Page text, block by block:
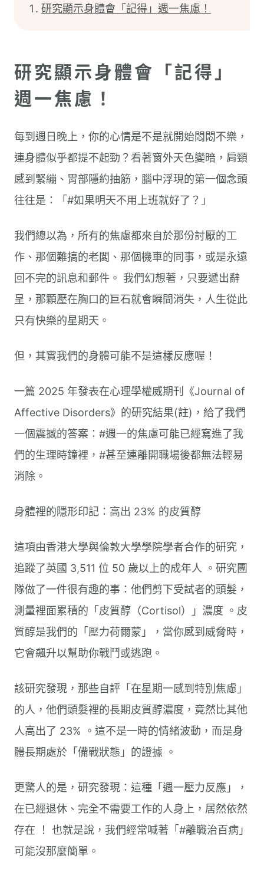
研究顯示身體會「記得」週一焦慮！
研究顯示身體會「記得」
週一焦慮！
每到週日晚上，你的心情是不是就開始悶悶不樂，
連身體似乎都提不起勁？看著窗外天色變暗，肩頸
感到緊繃、胃部隱約抽筋，腦中浮現的第一個念頭
往往是：「#如果明天不用上班就好了？」
我們總以為，所有的焦慮都來自於那份討厭的工
作、那個難搞的老闆、那個機車的同事，或是永遠
回不完的訊息和郵件。 我們幻想著，只要遞出辭
呈，那顆壓在胸口的巨石就會瞬間消失，人生從此
只有快樂的星期天。
但，其實我們的身體可能不是這樣反應喔！
一篇 2025 年發表在心理學權威期刊《Journal of
Affective Disorders》的研究結果(註)，給了我們
一個震撼的答案：#週一的焦慮可能已經寫進了我
們的生理時鐘裡，#甚至連離開職場後都無法輕易
消除。
身體裡的隱形印記：高出 23% 的皮質醇
這項由香港大學與倫敦大學學院學者合作的研究，
追蹤了英國 3,511 位 50 歲以上的成年人 。研究團
隊做了一件很有趣的事：他們剪下受試者的頭髮，
測量裡面累積的「皮質醇（Cortisol）」濃度 。皮
質醇是我們的「壓力荷爾蒙」，當你感到威脅時，
它會飆升以幫助你戰鬥或逃跑。
該研究發現，那些自評「在星期一感到特別焦慮」
的人，他們頭髮裡的長期皮質醇濃度，竟然比其他
人高出了 23% 。這不是一時的情緒波動，而是身
體長期處於「備戰狀態」的證據 。
更驚人的是，研究發現：這種「週一壓力反應」，
在已經退休、完全不需要工作的人身上，居然依然
存在 ！ 也就是說，我們經常喊著「#離職治百病」
可能沒那麼簡單。